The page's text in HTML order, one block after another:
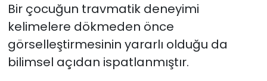
Bir çocuğun travmatik deneyimi
kelimelere dökmeden önce
görselleştirmesinin yararlı olduğu da
bilimsel açıdan ispatlanmıştır.